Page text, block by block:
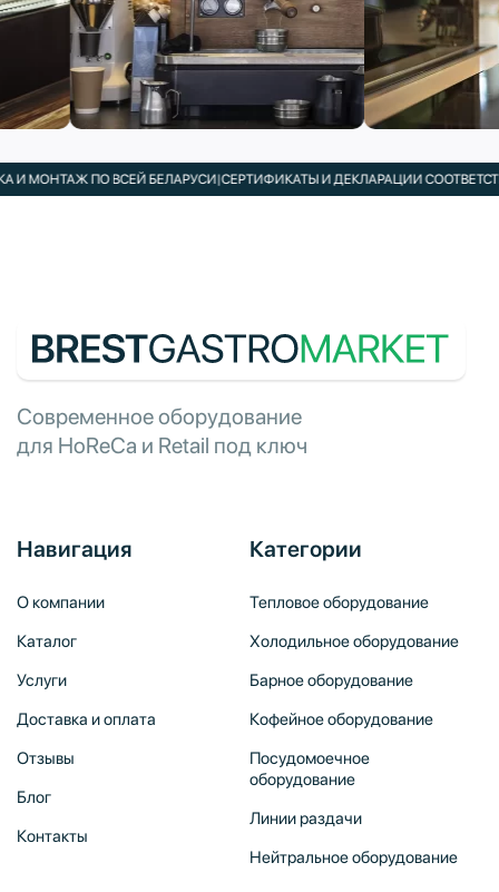
МОНТАЖ ПО ВСЕЙ БЕЛАРУСИ|СЕРТИФИКАТЫ И ДЕКЛАРАЦИИ
Современное оборудование
для HoReCa и Retail под ключ
Навигация
О компании
Каталог
Услуги
Доставка и оплата
Отзывы
Блог
Контакты
Категории
Тепловое оборудование
Холодильное оборудование
Барное оборудование
Кофейное оборудование
Посудомоечное
оборудование
Линии раздачи
Нейтральное оборудование